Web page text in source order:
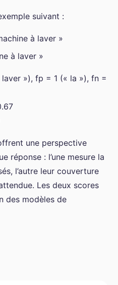
suivant :
à laver »
à laver »
»), fp = 1 (« la »), fn =
une perspective
réponse : l’une mesure la
l’autre leur couverture
Les deux scores
des modèles de